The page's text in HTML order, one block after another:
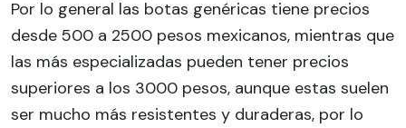
Por lo general las botas genéricas tiene precios
desde 500 a 2500 pesos mexicanos, mientras que
las más especializadas pueden tener precios
superiores a los 3000 pesos, aunque estas suelen
ser mucho más resistentes y duraderas, por lo